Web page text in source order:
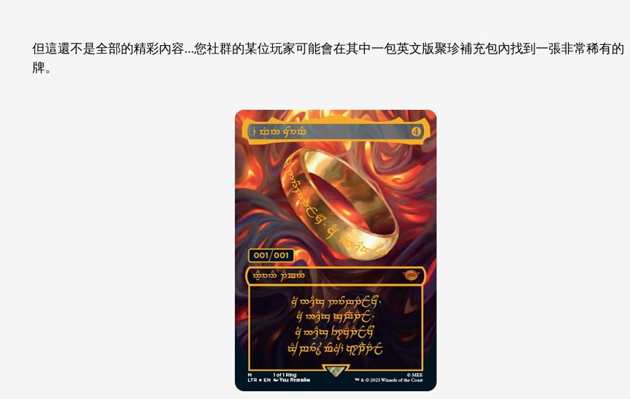
但這還不是全部的精彩內容…您社群的某位玩家可能會在其中一包英文版聚珍補充包內找到一張非常稀有的
牌。